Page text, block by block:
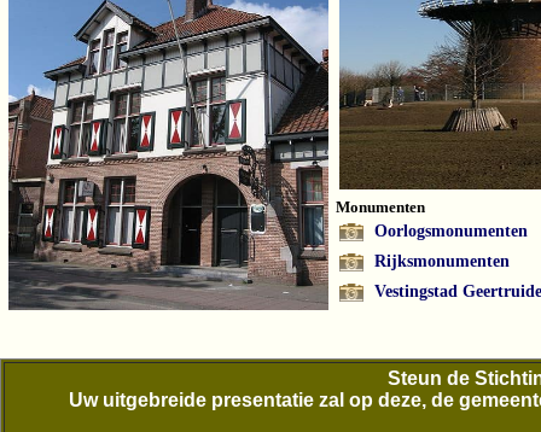
Monumenten
Oorlogsmonumenten
Rijksmonumenten
Vestingstad
Steun de
Uw uitgebreide presentatie zal op deze, de